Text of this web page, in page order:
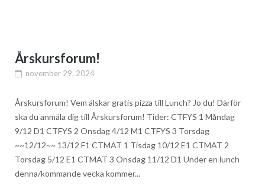
Årskursforum!
november 29, 2024
Årskursforum! Vem älskar gratis pizza till Lunch? Jo du! Därför
ska du anmäla dig till Årskursforum! Tider: CTFYS 1 Måndag
9/12 D1 CTFYS 2 Onsdag 4/12 M1 CTFYS 3 Torsdag
~~12/12~~ 13/12 F1 CTMAT 1 Tisdag 10/12 E1 CTMAT 2
Torsdag 5/12 E1 CTMAT 3 Onsdag 11/12 D1 Under en lunch
denna/kommande vecka kommer...